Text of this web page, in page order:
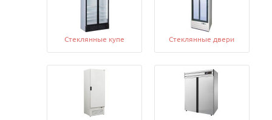
Стеклянные купе Стеклянные двери